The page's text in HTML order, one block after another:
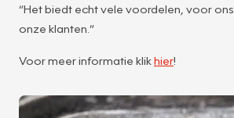
“Het biedt echt vele voordelen, voor
onze klanten.”
Voor meer informatie klikhier!